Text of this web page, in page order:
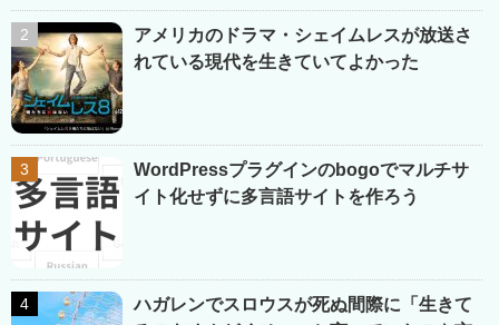
アメリカのドラマ・シェイムレスが放送さ
れている現代を生きていてよかった
WordPressプラグインのbogoでマルチサ
イト化せずに多言語サイトを作ろう
ハガレンでスロウスが死ぬ間際に「生きて